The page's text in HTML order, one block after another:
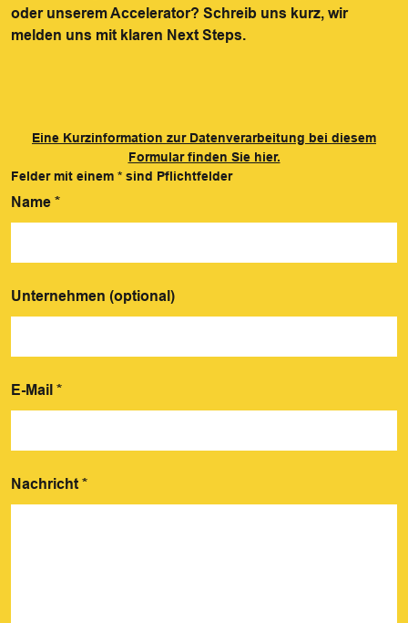
oder unserem Accelerator? Schreib uns kurz, wir
melden uns mit klaren Next Steps.
Eine Kurzinformation zur Datenverarbeitung bei diesem
Formular finden Sie hier.
Felder mit einem * sind Pflichtfelder
Name *
Unternehmen (optional)
E-Mail *
Nachricht *